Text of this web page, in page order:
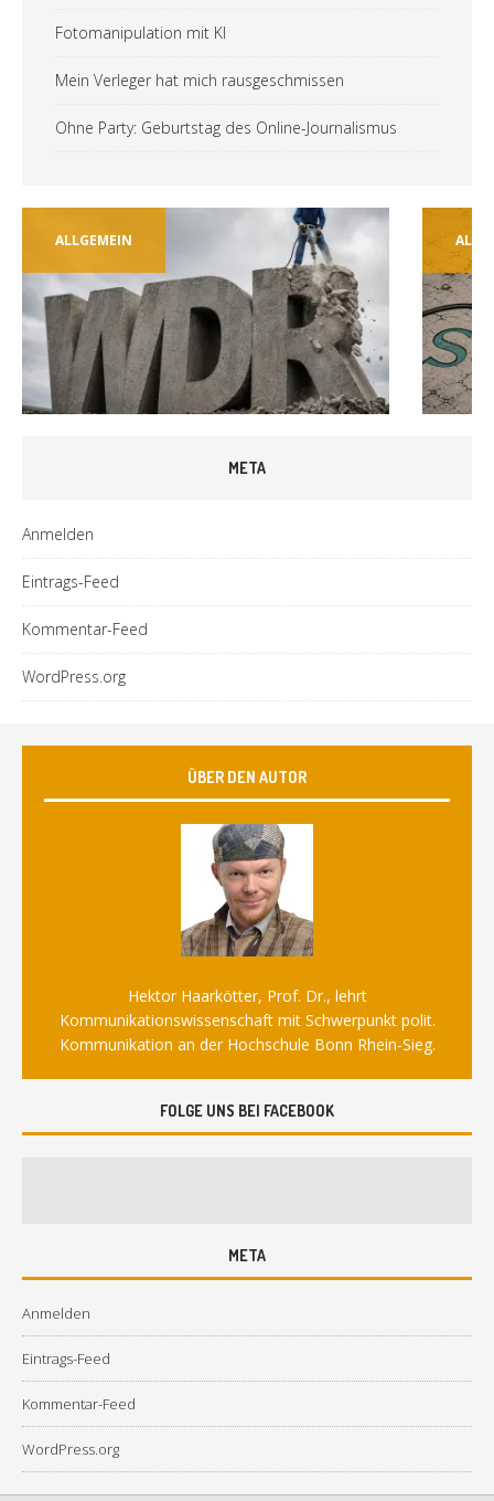
Fotomanipulation mit KI
Mein Verleger hat mich rausgeschmissen
Ohne Party: Geburtstag des Online-Journalismus
ALLGEMEIN
META
Anmelden
Eintrags-Feed
Kommentar-Feed
WordPress.org
ÜBER DEN AUTOR
Hektor Haarkötter, Prof. Dr., lehrt
Kommunikationswissenschaft mit Schwerpunkt polit.
Kommunikation an der Hochschule Bonn Rhein-Sieg.
FOLGE UNS BEI FACEBOOK
META
Anmelden
Eintrags-Feed
Kommentar-Feed
WordPress.org